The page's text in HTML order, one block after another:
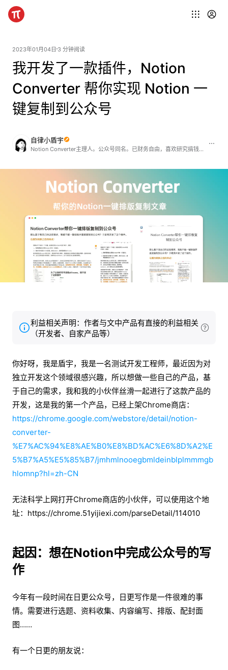
2023年01月04日 3 分钟阅读
我开发了一款插件，Notion
Converter 帮你实现 Notion 一
键复制到公众号
自律小盾宇
Notion Converter主理人。公众号同名。已财务自由，喜欢研究搞钱也喜欢研究省钱。
利益相关声明：作者与文中产品有直接的利益相关
（开发者、自家产品等）
你好呀，我是盾宇，我是一名测试开发工程师，最近因为对
独立开发这个领域很感兴趣，所以想做一些自己的产品，基
于自己的需求，我和我的小伙伴丝滑一起进行了这款产品的
开发，这是我的第一个产品，已经上架Chrome商店：
https://chrome.google.com/webstore/detail/notion-
converter-
%E7%AC%94%E8%AE%B0%E8%BD%AC%E6%8D%A2%E
5%B7%A5%E5%85%B7/jmhmlnooegbmldeinblplmmmgb
hlomnp?hl=zh-CN
无法科学上网打开Chrome商店的小伙伴，可以使用这个地
址：https://chrome.51yijiexi.com/parseDetail/114010
起因：想在Notion中完成公众号的写
作
今年有一段时间在日更公众号，日更写作是一件很难的事
情。需要进行选题、资料收集、内容编写、排版、配封面
图……
有一个日更的朋友说：